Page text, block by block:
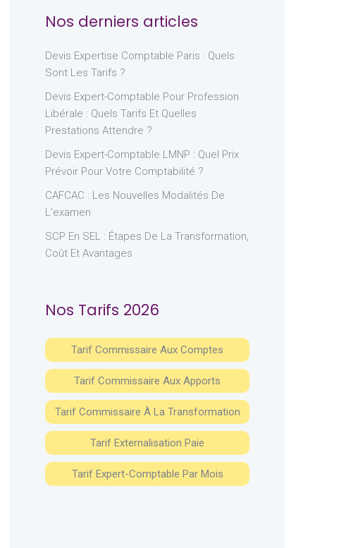
Nos derniers articles
Devis Expertise Comptable Paris : Quels
Sont Les Tarifs ?
Devis Expert-Comptable Pour Profession
Libérale : Quels Tarifs Et Quelles
Prestations Attendre ?
Devis Expert-Comptable LMNP : Quel Prix
Prévoir Pour Votre Comptabilité ?
CAFCAC : Les Nouvelles Modalités De
L’examen
SCP En SEL : Étapes De La Transformation,
Coût Et Avantages
Nos Tarifs 2026
Tarif Commissaire Aux Comptes
Tarif Commissaire Aux Apports
Tarif Commissaire À La Transformation
Tarif Externalisation Paie
Tarif Expert-Comptable Par Mois